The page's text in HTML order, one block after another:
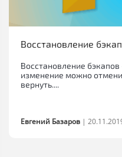
Восстановление
Восстановление
изменение можно
вернуть....
Евгений Базаров |